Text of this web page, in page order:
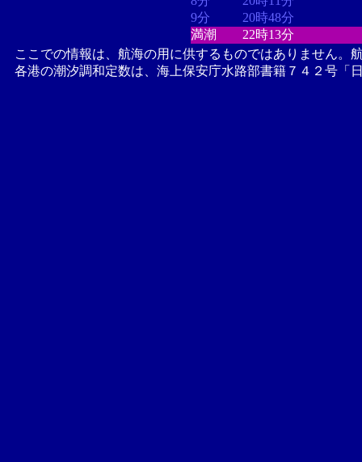
9分
20時48分
満潮
22時13分
ここでの情報は、航海の用に供するものではありません。
各港の潮汐調和定数は、海上保安庁水路部書籍７４２号「